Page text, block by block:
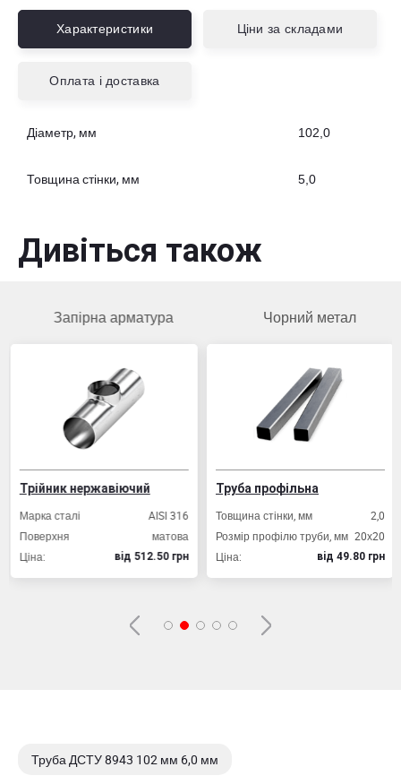
Львівська область, м.Камянка-Бузька, вул.
Сірка І., будинок № 4, корпус А
Характеристики Ціни за складами
Оплата і доставка
Діаметр, мм 102,0
Товщина стінки, мм 5,0
Дивіться також
Запірна арматура
Трійник нержавіючий
Марка сталі
AISI 316
Поверхня
матова
Ціна:
вiд 512.50 грн
Чорний метал
Труба профільна
Товщина стінки, мм
2,0
Розмір профілю труби, мм 20х20
Ціна:
вiд 49.80 грн
Труба ДСТУ 8943 102 мм 6,0 мм